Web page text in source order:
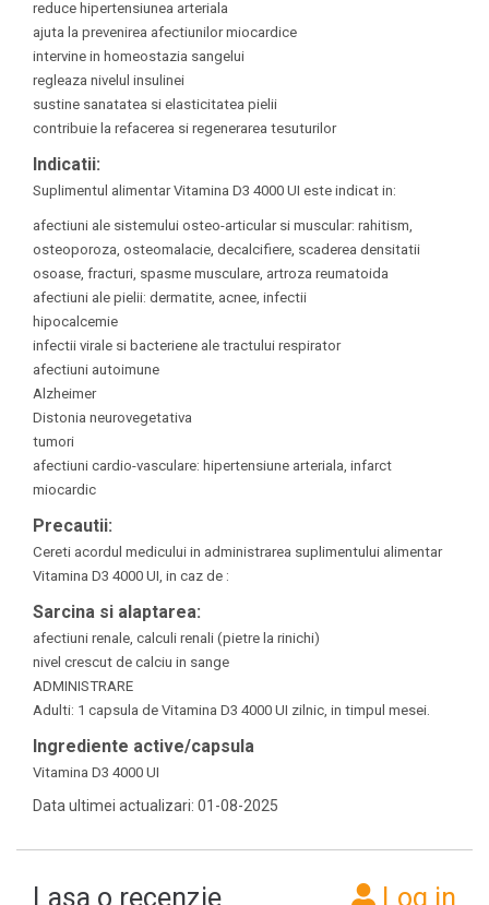
reduce hipertensiunea arteriala
ajuta la prevenirea afectiunilor miocardice
intervine in homeostazia sangelui
regleaza nivelul insulinei
sustine sanatatea si elasticitatea pielii
contribuie la refacerea si regenerarea tesuturilor
Indicatii:
Suplimentul alimentar Vitamina D3 4000 UI este indicat in:
afectiuni ale sistemului osteo-articular si muscular: rahitism,
osteoporoza, osteomalacie, decalcifiere, scaderea densitatii
osoase, fracturi, spasme musculare, artroza reumatoida
afectiuni ale pielii: dermatite, acnee, infectii
hipocalcemie
infectii virale si bacteriene ale tractului respirator
afectiuni autoimune
Alzheimer
Distonia neurovegetativa
tumori
afectiuni cardio-vasculare: hipertensiune arteriala, infarct
miocardic
Precautii:
Cereti acordul medicului in administrarea suplimentului alimentar
Vitamina D3 4000 UI, in caz de :
Sarcina si alaptarea:
afectiuni renale, calculi renali (pietre la rinichi)
nivel crescut de calciu in sange
ADMINISTRARE
Adulti: 1 capsula de Vitamina D3 4000 UI zilnic, in timpul mesei.
Ingrediente active/capsula
Vitamina D3 4000 UI
Data ultimei actualizari: 01-08-2025
Lasa o recenzie Log in